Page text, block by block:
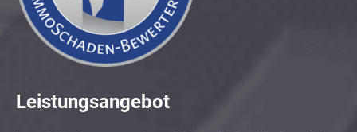
Leistungsangebot